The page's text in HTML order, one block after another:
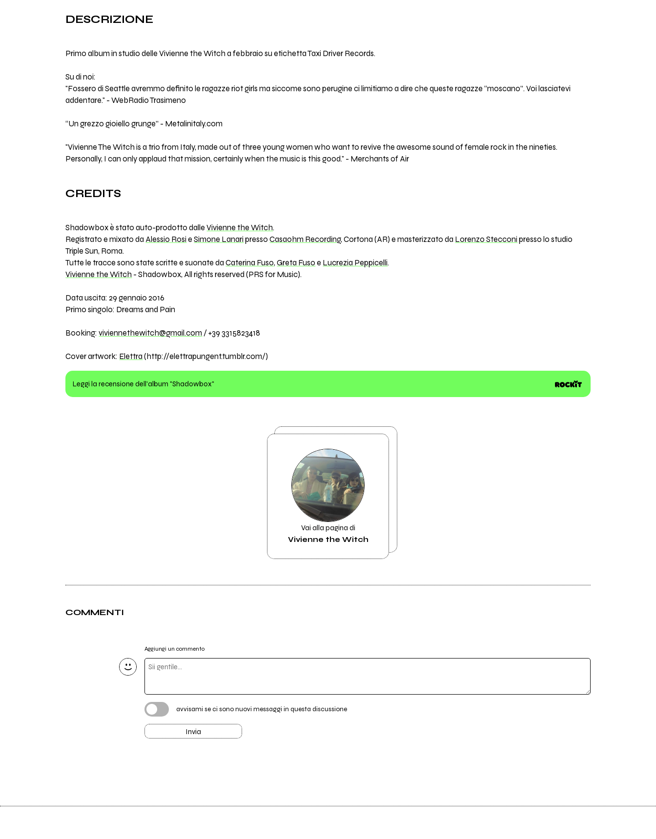
DESCRIZIONE
Primo album in studio delle Vivienne the Witch a febbraio su etichetta Taxi Driver Records.
Su di noi:
"Fossero di Seattle avremmo definito le ragazze riot girls ma siccome sono perugine ci limitiamo a dire che queste ragazze “moscano”. Voi lasciatevi
addentare." - WebRadio Trasimeno
“Un grezzo gioiello grunge” - Metalinitaly.com
"Vivienne The Witch is a trio from Italy, made out of three young women who want to revive the awesome sound of female rock in the nineties.
Personally, I can only applaud that mission, certainly when the music is this good." - Merchants of Air
CREDITS
Shadowbox è stato auto-prodotto dalleVivienne the Witch.
Registrato e mixato da Alessio Rosi eSimone Lanari pressoCasaohm Recording, Cortona (AR) e masterizzato da Lorenzo Stecconi presso lo studio
Triple Sun, Roma.
Tutte le tracce sono state scritte e suonate daCaterina Fuso,Greta Fuso e Lucrezia Peppicelli.
Vivienne the Witch - Shadowbox, All rights reserved (PRS for Music).
Data uscita: 29 gennaio 2016
Primo singolo: Dreams and Pain
Booking:viviennethewitch@gmail.com / +39 3315823418
Cover artwork: Elettra (http://elettrapungent.tumblr.com/)
Leggi la recensione dell'album "Shadowbox"
Vai alla pagina di
Vivienne the Witch
COMMENTI
Aggiungi un commento
avvisami se ci sono nuovi messaggi in questa discussione
Invia